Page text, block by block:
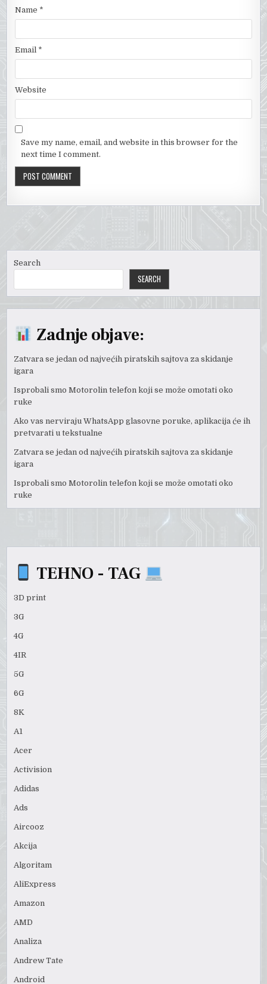
Name *
Email *
Website
Save my name, email, and website in this browser for the
next time I comment.
Search
SEARCH
Zadnje objave:
Zatvara se jedan od najvećih piratskih sajtova za skidanje
igara
Isprobali smo Motorolin telefon koji se može omotati oko
ruke
Ako vas nerviraju WhatsApp glasovne poruke, aplikacija će ih
pretvarati u tekstualne
Zatvara se jedan od najvećih piratskih sajtova za skidanje
igara
Isprobali smo Motorolin telefon koji se može omotati oko
ruke
TEHNO - TAG
3D print
3G
4G
4IR
5G
6G
8K
A1
Acer
Activision
Adidas
Ads
Aircooz
Akcija
Algoritam
AliExpress
Amazon
AMD
Analiza
Andrew Tate
Android